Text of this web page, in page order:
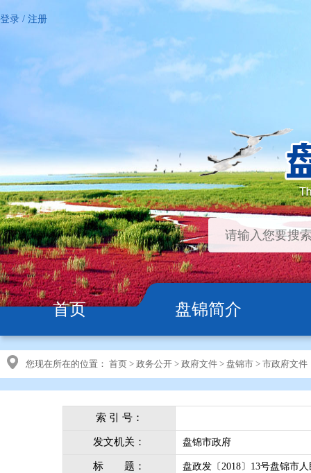
登录 / 注册
首页 盘锦简介
您现在所在的位置： 首页 > 政务公开 > 政府文件 > 盘锦市 > 市政府文件
索 引 号：
发文机关： 盘锦市政府
标 题： 盘政发〔2018〕13号盘锦市